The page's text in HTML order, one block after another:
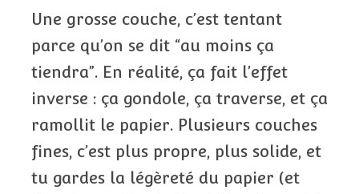
Une grosse couche, c’est tentant
parce qu’on se dit “au moins ça
tiendra”. En réalité, ça fait l’effet
inverse : ça gondole, ça traverse, et ça
ramollit le papier. Plusieurs couches
fines, c’est plus propre, plus solide, et
tu gardes la légèreté du papier (et